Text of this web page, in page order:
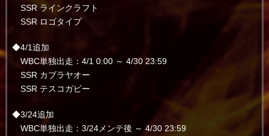
SSR ラインクラフト
SSR ロゴタイプ
◆4/1追加
WBC単独出走：4/1 0:00 ～ 4/30 23:59
SSR カブラヤオー
SSR テスコガビー
◆3/24追加
WBC単独出走：3/24メンテ後 ～ 4/30 23:59